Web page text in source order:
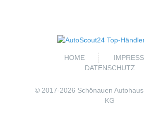
HOME
DATENSCHUTZ
© 2017-2026 Schönauen
KG